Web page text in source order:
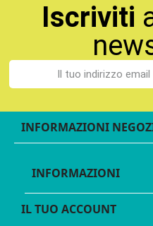
Iscriviti
INFORMAZIONI
INFORMAZIONI
IL TUO ACCOUNT